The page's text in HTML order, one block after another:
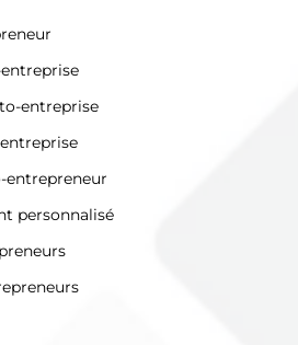
entreprise
entrepreneur
personnalisé